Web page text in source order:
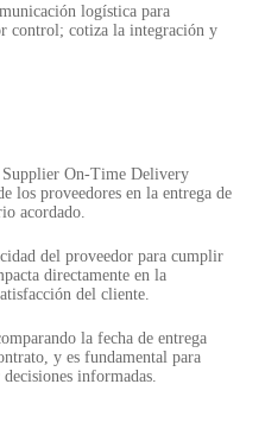
logística para
control; cotiza la integración y
Supplier On-Time Delivery
los proveedores en la entrega de
acordado.
del proveedor para cumplir
directamente en la
del cliente.
la fecha de entrega
y es fundamental para
informadas.